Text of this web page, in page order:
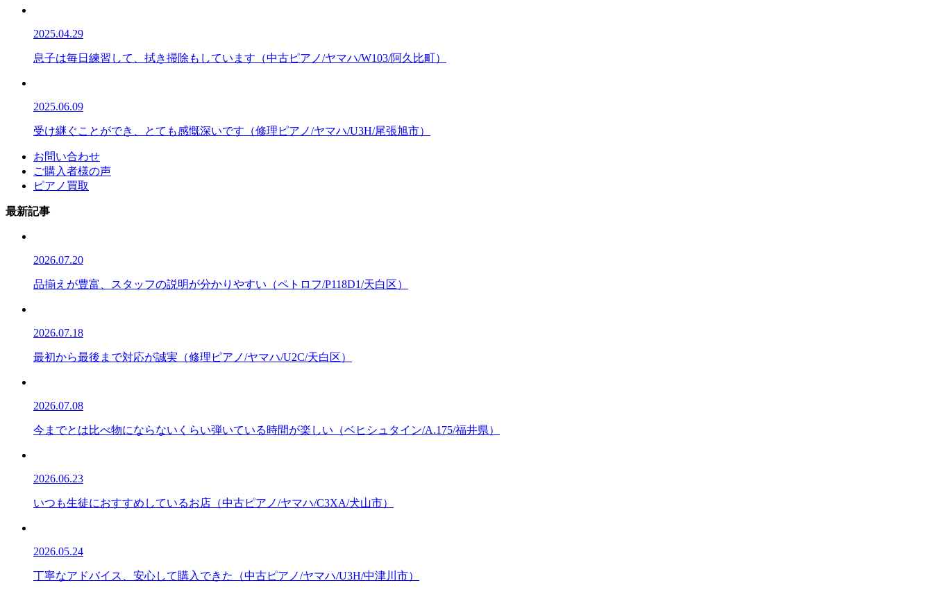
2025.04.29
息子は毎日練習して、拭き掃除もしています（中古ピアノ/ヤマハ/W103/阿久比町）
2025.06.09
受け継ぐことができ、とても感慨深いです（修理ピアノ/ヤマハ/U3H/尾張旭市）
お問い合わせ
ご購入者様の声
ピアノ買取
最新記事
2026.07.20
品揃えが豊富、スタッフの説明が分かりやすい（ペトロフ/P118D1/天白区）
2026.07.18
最初から最後まで対応が誠実（修理ピアノ/ヤマハ/U2C/天白区）
2026.07.08
今までとは比べ物にならないくらい弾いている時間が楽しい（ベヒシュタイン/A.175/福井県）
2026.06.23
いつも生徒におすすめしているお店（中古ピアノ/ヤマハ/C3XA/犬山市）
2026.05.24
丁寧なアドバイス、安心して購入できた（中古ピアノ/ヤマハ/U3H/中津川市）